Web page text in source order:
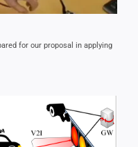
for our proposal in applying